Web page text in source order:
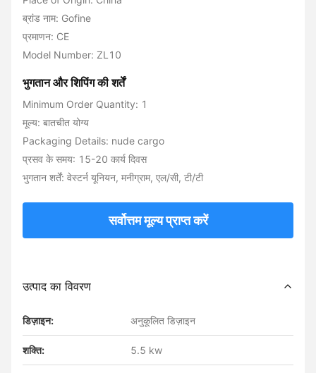
ब्रांड नाम: Gofine
प्रमाणन: CE
Model Number: ZL10
भुगतान और शिपिंग की शर्तें
Minimum Order Quantity: 1
मूल्य: बातचीत योग्य
Packaging Details: nude cargo
प्रसव के समय: 15-20 कार्य दिवस
भुगतान शर्तें: वेस्टर्न यूनियन, मनीग्राम, एल/सी, टी/टी
सर्वोत्तम मूल्य प्राप्त करें
उत्पाद का विवरण
डिज़ाइन: अनुकूलित डिज़ाइन
शक्ति: 5.5 kw